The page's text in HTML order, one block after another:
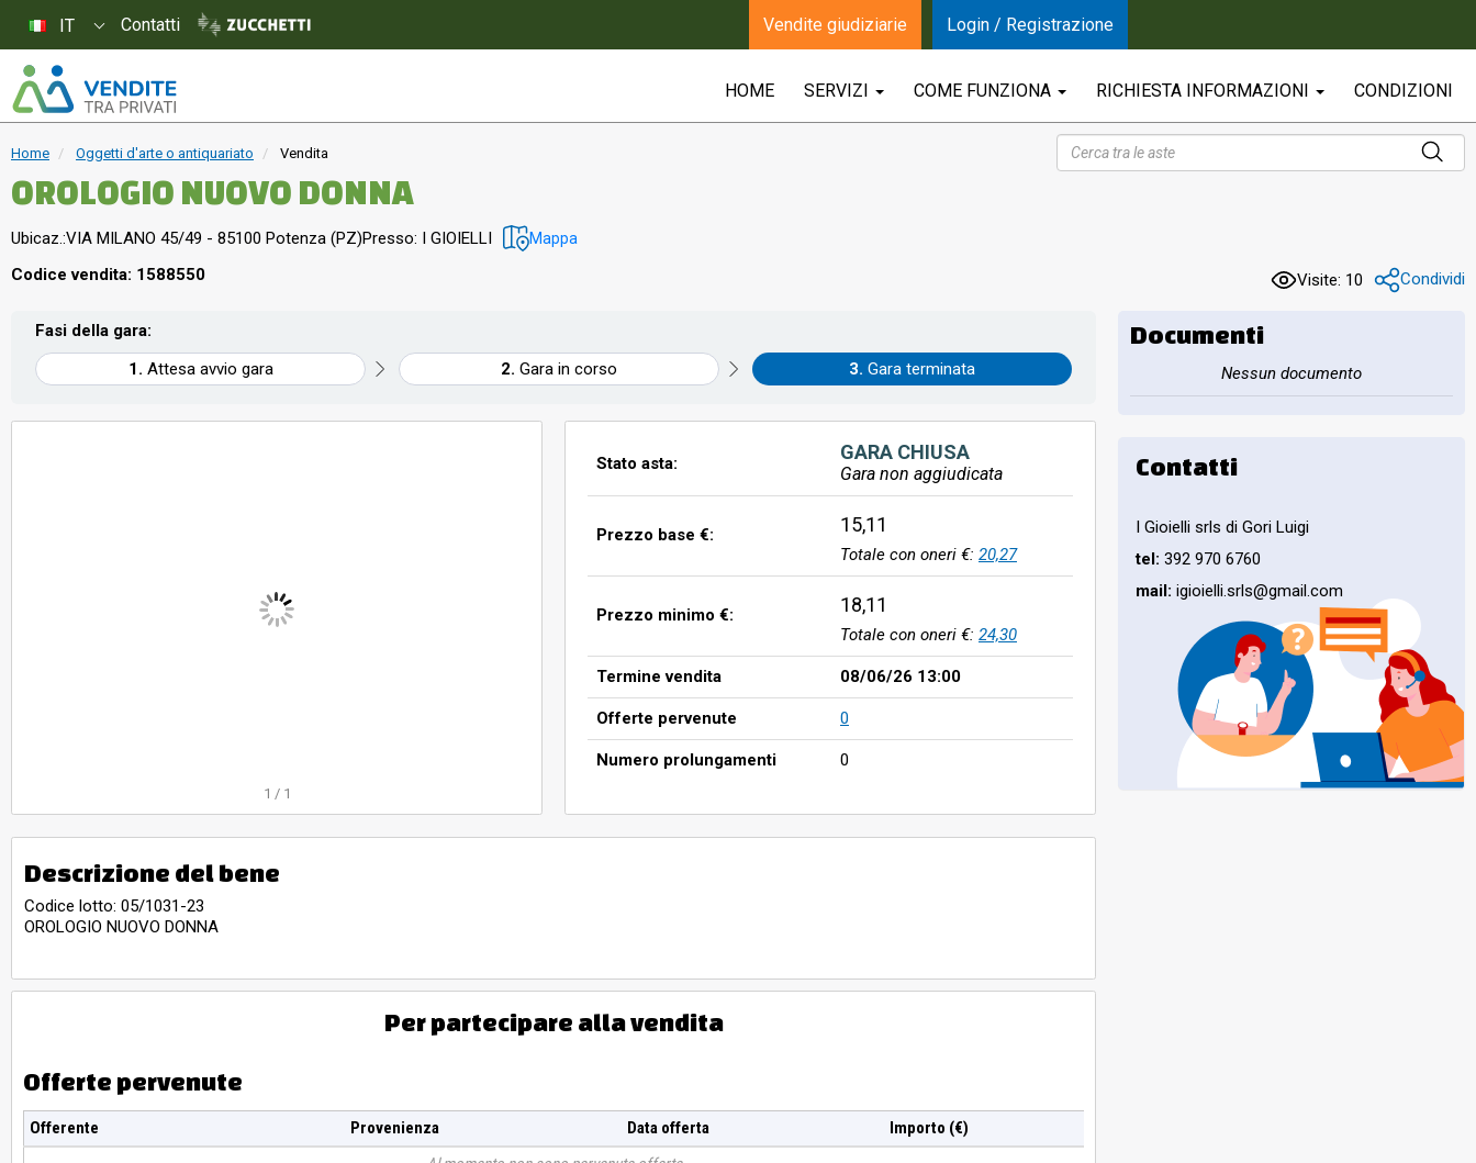
HOME SERVIZI COME FUNZIONA RICHIESTA INFORMAZIONI CONDIZIONI
Home Oggetti d'arte o antiquariato Vendita
OROLOGIO NUOVO DONNA
Ubicaz.:VIA MILANO 45/49 - 85100 Potenza (PZ)Presso: I GIOIELLI Mappa
Codice vendita: 1588550 Visite: 10 Condividi
Fasi della gara:
Attesa avvio gara
Gara in corso Gara terminata
1 / 1
Stato asta: GARA CHIUSA
Gara non aggiudicata
Prezzo base €: 15,11
Totale con oneri €: 20,27
Prezzo minimo €: 18,11
Totale con oneri €: 24,30
Termine vendita 08/06/26 13:00
Offerte pervenute 0
Numero prolungamenti 0
Descrizione del bene
Codice lotto: 05/1031-23
OROLOGIO NUOVO DONNA
Per partecipare alla vendita
Offerte pervenute
Offerente Provenienza Data offerta
Importo (€)
Documenti
Nessun documento
Contatti
I Gioielli srls di Gori Luigi
tel: 392 970 6760
mail: igioielli.srls@gmail.com
IT Contatti Vendite giudiziarie Login / Registrazione